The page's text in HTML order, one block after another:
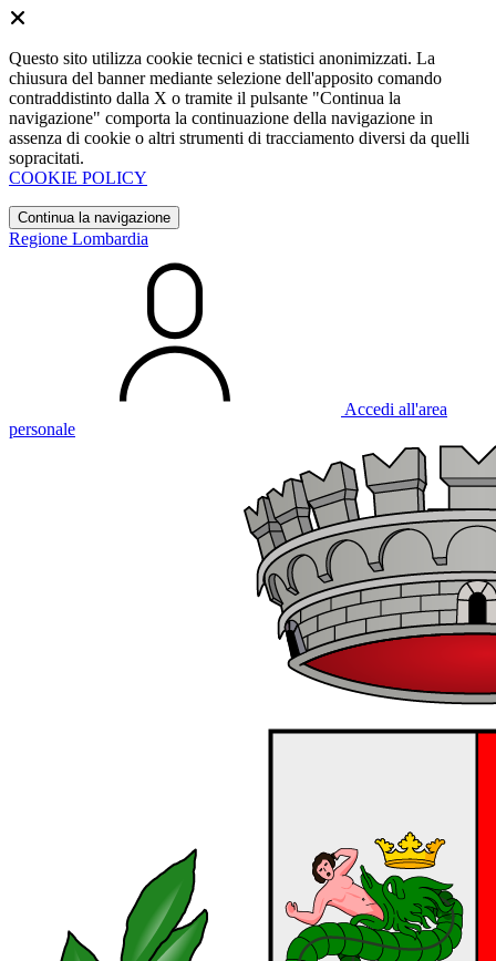
Questo sito utilizza cookie tecnici e statistici anonimizzati. La
chiusura del banner mediante selezione dell'apposito comando
contraddistinto dalla X o tramite il pulsante "Continua la
navigazione" comporta la continuazione della navigazione in
assenza di cookie o altri strumenti di tracciamento diversi da quelli
sopracitati.
COOKIE POLICY
Continua la navigazione
Regione Lombardia
Accedi all'area
personale